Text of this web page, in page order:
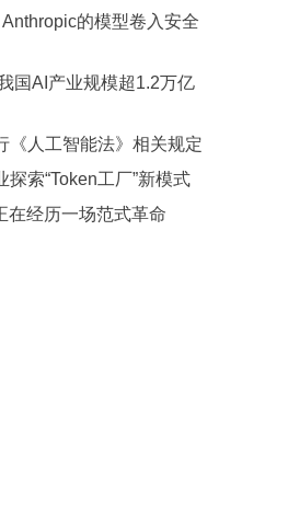
的模型卷入安全
国AI产业规模超1.2万亿
《人工智能法》相关规定
探索“Token工厂”新模式
在经历一场范式革命